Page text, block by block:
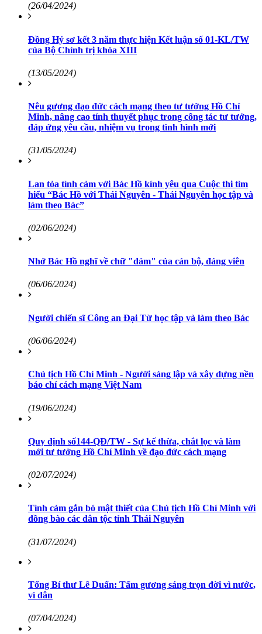
(26/04/2024)
Đồng Hỷ sơ kết 3 năm thực hiện Kết luận số 01-KL/TW
của Bộ Chính trị khóa XIII
(13/05/2024)
Nêu gương đạo đức cách mạng theo tư tưởng Hồ Chí
Minh, nâng cao tính thuyết phục trong công tác tư tưởng,
đáp ứng yêu cầu, nhiệm vụ trong tình hình mới
(31/05/2024)
Lan tỏa tình cảm với Bác Hồ kính yêu qua Cuộc thi tìm
hiểu “Bác Hồ với Thái Nguyên - Thái Nguyên học tập và
làm theo Bác”
(02/06/2024)
Nhớ Bác Hồ nghĩ về chữ "dám" của cán bộ, đảng viên
(06/06/2024)
Người chiến sĩ Công an Đại Từ học tập và làm theo Bác
(06/06/2024)
Chủ tịch Hồ Chí Minh - Người sáng lập và xây dựng nền
báo chí cách mạng Việt Nam
(19/06/2024)
Quy định số144-QĐ/TW - Sự kế thừa, chắt lọc và làm
mới tư tưởng Hồ Chí Minh về đạo đức cách mạng
(02/07/2024)
Tình cảm gắn bó mật thiết của Chủ tịch Hồ Chí Minh với
đồng bào các dân tộc tỉnh Thái Nguyên
(31/07/2024)
Tổng Bí thư Lê Duẩn: Tấm gương sáng trọn đời vì nước,
vì dân
(07/04/2024)